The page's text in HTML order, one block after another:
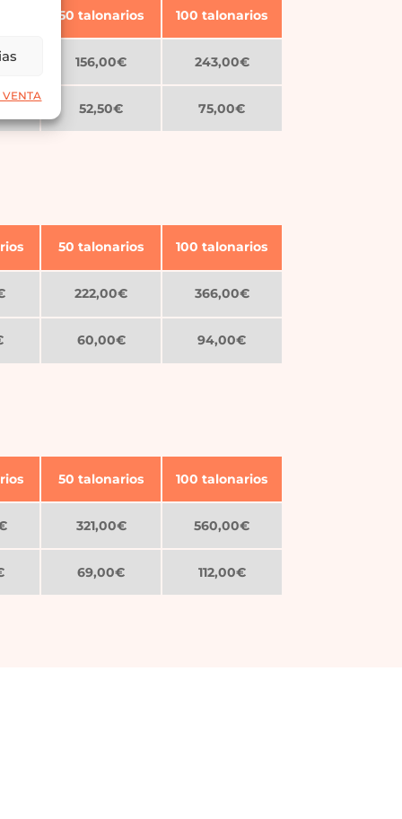
VENTA
50 talonarios
156,00€
52,50€
100 talonarios
243,00€
75,00€
50 talonarios
222,00€
60,00€
100 talonarios
366,00€
94,00€
50 talonarios
321,00€
69,00€
100 talonarios
560,00€
112,00€